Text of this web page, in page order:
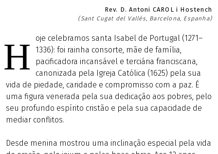
Rev. D. Antoni CAROL i Hostench
(Sant Cugat del Vallès, Barcelona, Espanha)
H
oje celebramos santa Isabel de Portugal (1271–
1336): foi rainha consorte, mãe de família,
pacificadora incansável e terciária franciscana,
canonizada pela Igreja Católica (1625) pela sua
vida de piedade, caridade e compromisso com a paz. É
uma figura venerada pela sua dedicação aos pobres, pelo
seu profundo espírito cristão e pela sua capacidade de
mediar conflitos.
Desde menina mostrou uma inclinação especial pela vida